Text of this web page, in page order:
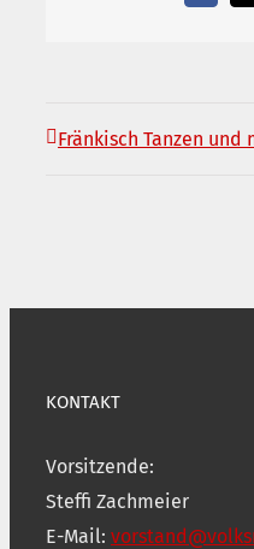
Fränkisch Tanzen und
KONTAKT
Vorsitzende:
Steffi Zachmeier
E-Mail: